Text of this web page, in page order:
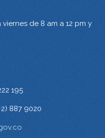
viernes de 8 am a 12 pm y
195
887 9020